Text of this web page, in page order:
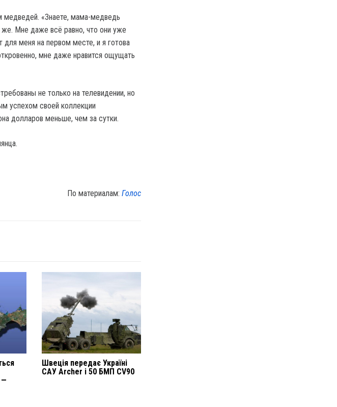
медведей. «Знаете, мама-медведь
же. Мне даже всё равно, что они уже
меня на первом месте, и я готова
мне даже нравится ощущать
не только на телевидении, но
успехом своей коллекции
долларов меньше, чем за сутки.
По материалам:Голос
—
Швеція передає Україні
САУ Archer і 50 БМП CV90